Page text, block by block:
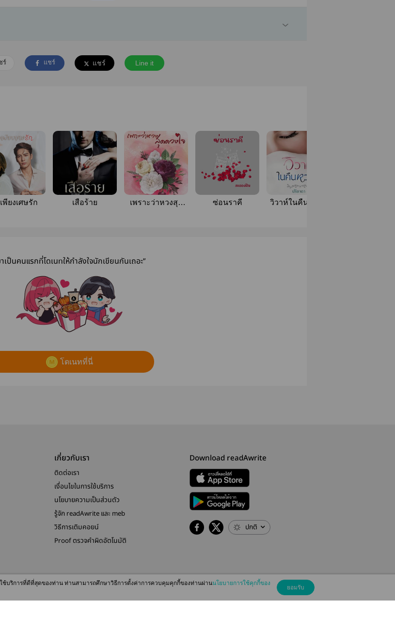
ร์ แชร์ แชร์ Line it
พียงเศษรัก เสือร้าย
เพราะว่าหวงสุด
ซ่อนราคี วิวาห์ในคืนหวาม
เป็นคนแรกที่โดเนทให้กำลังใจนักเขียนกันเถอะ”
โดเนทที่นี่
เกี่ยวกับเรา
ติดต่อเรา
เงื่อนไขในการใช้บริการ
นโยบายความเป็นส่วนตัว
รู้จัก readAwrite และ meb
วิธีการเติมคอยน์
Proof ตรวจคำผิดอัตโนมัติ
Download readAwrite
ปกติ
by MEB Corporation Public Company Limited
is protected by reCAPTCHA and the Google
ช้บริการที่ดีที่สุดของท่าน ท่านสามารถศึกษาวิธีการตั้งค่าการควบคุมคุกกี้ของท่านผ่านนโยบายการใช้คุกกี้ของ
ยอมรับ